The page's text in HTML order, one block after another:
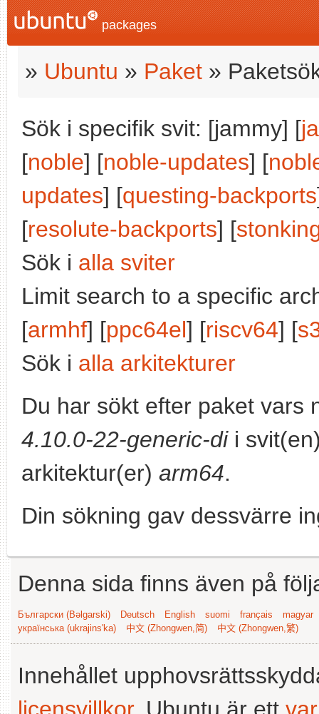
packages
» Ubuntu » Paket »
Sök i specifik svit: [jammy] [
[noble] [noble-updates] [
updates] [questing-backports
[resolute-backports] [
Sök i alla sviter
Limit search to a specific
[armhf] [ppc64el] [riscv64] [
Sök i alla arkitekturer
Du har sökt efter paket vars
4.10.0-22-generic-dii
arkitektur(er) arm64.
Din sökning gav dessvärre
Denna sida finns även på
Български (Bəlgarski) Deutsch English suomi français
magyar
українська (ukrajins'ka)
中文 (Zhongwen,简) 中文 (Zhongwen,繁)
Innehållet